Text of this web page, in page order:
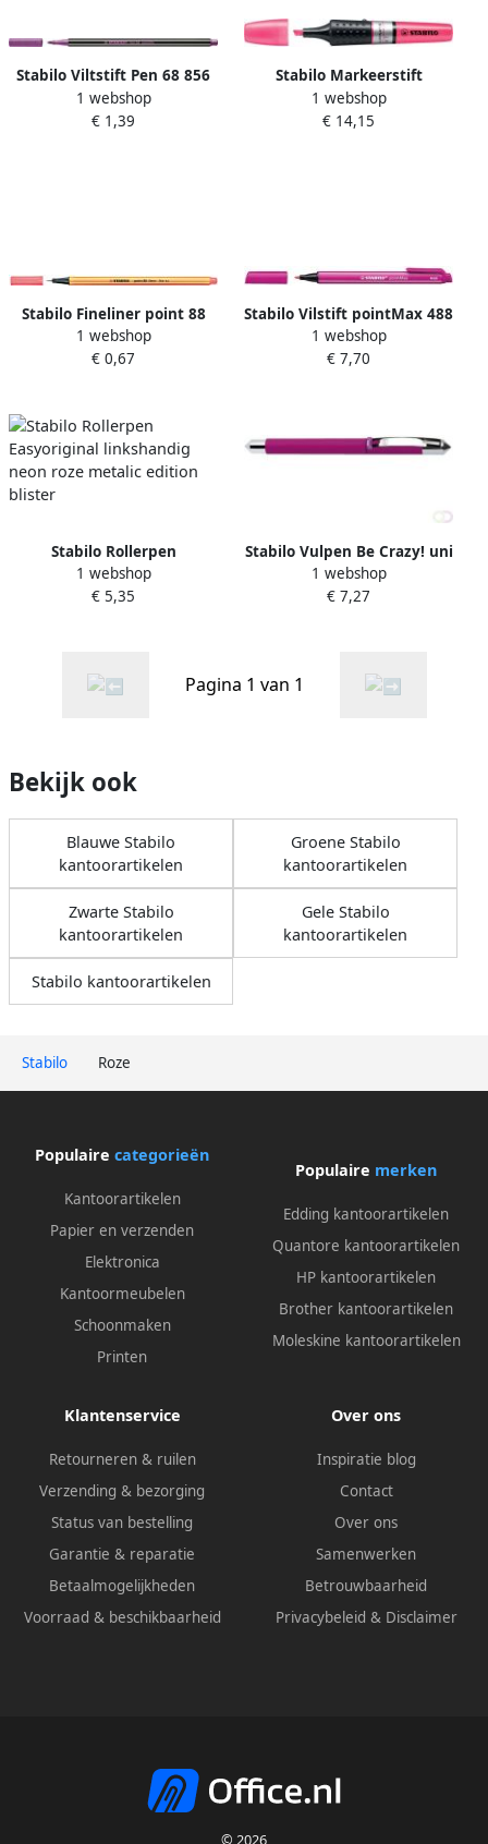
Stabilo Roze
Stabilo Viltstift Pen 68 856
medium metallic roze
1 webshop
€ 1,39
Stabilo Markeerstift
Luminator XT 71 56 roze
1 webshop
€ 14,15
Stabilo Fineliner point 88
056 fijn neon roze
1 webshop
€ 0,67
Stabilo Vilstift pointMax 488
56 medium roze
1 webshop
€ 7,70
Stabilo Rollerpen
Easyoriginal linkshandig
neon roze metalic edition
1 webshop
€ 5,35
Stabilo Vulpen Be Crazy! uni
color fuchsia
1 webshop
€ 7,27
Pagina 1 van 1
Bekijk ook
Blauwe Stabilo
kantoorartikelen
Groene Stabilo
kantoorartikelen
Zwarte Stabilo
kantoorartikelen
Gele Stabilo
kantoorartikelen
Stabilo kantoorartikelen
Populaire categorieën
Kantoorartikelen
Papier en verzenden
Elektronica
Kantoormeubelen
Schoonmaken
Printen
Populaire merken
Edding kantoorartikelen
Quantore kantoorartikelen
HP kantoorartikelen
Brother kantoorartikelen
Moleskine kantoorartikelen
Klantenservice
Retourneren & ruilen
Verzending & bezorging
Status van bestelling
Garantie & reparatie
Betaalmogelijkheden
Voorraad & beschikbaarheid
Over ons
Inspiratie blog
Contact
Over ons
Samenwerken
Betrouwbaarheid
Privacybeleid & Disclaimer
© 2026